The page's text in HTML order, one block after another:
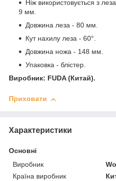
Ніж використовується з
9 мм.
Довжина леза - 80 мм.
Кут нахилу леза - 60°.
Довжина ножа - 148 мм.
Упаковка - блістер.
Виробник: FUDA (Китай).
Приховати
Характеристики
Основні
Виробник
Країна виробник